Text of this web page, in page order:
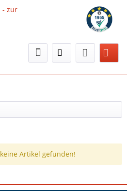
Artikel gefunden!